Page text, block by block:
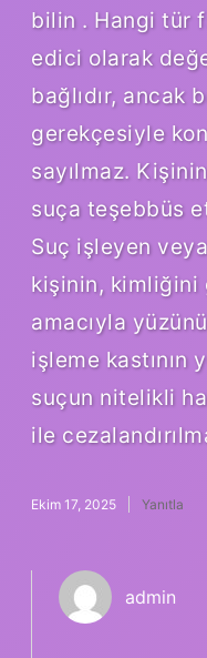
bilin . Hangi tür
edici olarak
bağlıdır, ancak
gerekçesiyle
sayılmaz.
suça teşebbüs
Suç işleyen
kişinin, kimliğini
amacıyla
işleme kastının
suçun nitelikli
ile
Ekim 17, 2025 Yanıtla
admin